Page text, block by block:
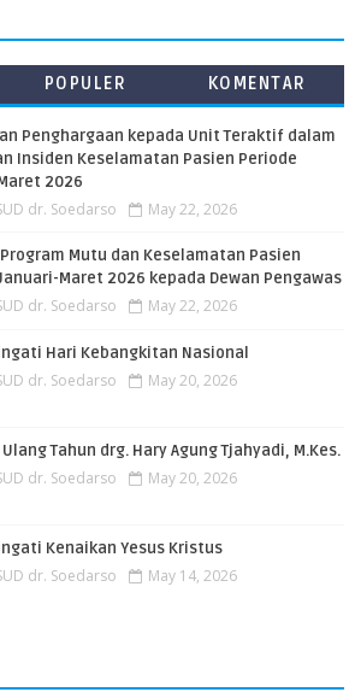
POPULER KOMENTAR
Penghargaan kepada Unit Teraktif dalam
Insiden Keselamatan Pasien Periode
2026
dr. Soedarso May 22, 2026
Mutu dan Keselamatan Pasien
Maret 2026 kepada Dewan Pengawas
dr. Soedarso May 22, 2026
Hari Kebangkitan Nasional
dr. Soedarso May 20, 2026
Tahun drg. Hary Agung Tjahyadi, M.Kes.
dr. Soedarso May 20, 2026
Kenaikan Yesus Kristus
dr. Soedarso May 14, 2026